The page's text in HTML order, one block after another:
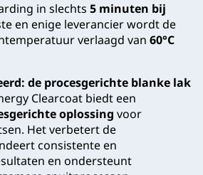
in slechts 5 minuten bij
en enige leverancier wordt de
verlaagd van 60°C
de procesgerichte blanke lak
Clearcoat biedt een
oplossing voor
Het verbetert de
consistente en
en ondersteunt